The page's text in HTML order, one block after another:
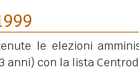
le elezioni
anni) con la lista